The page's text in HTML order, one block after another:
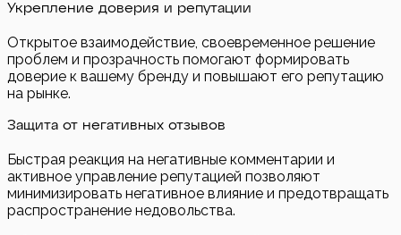
Укрепление доверия и репутации
Открытое взаимодействие, своевременное решение
проблем и прозрачность помогают формировать
доверие к вашему бренду и повышают его репутацию
на рынке.
Защита от негативных отзывов
Быстрая реакция на негативные комментарии и
активное управление репутацией позволяют
минимизировать негативное влияние и предотвращать
распространение недовольства.